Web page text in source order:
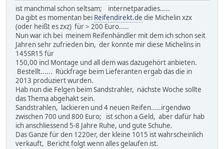
ist manchmal schon seltsam; internetparadies.....
Da gibt es momentan bei Reifendirekt.de die Michelin xzx
(oder heißt es zxz) für > 200 Euro.....
Nun war ich bei meinem Reifenhändler mit dem ich schon seit
Jahren sehr zufrieden bin, der konnte mir diese Michelins in
145SR15 für
150,00 incl Montage und all dem was dazugehört anbieten.
Bestellt...... Rückfrage beim Lieferanten ergab das die in
2013 produziert wurden.
Hab nun die Felgen beim Sandstrahler, nächste Woche sollte
das Thema abgehakt sein.
Sandstrahlen, lackieren und 4 neuen Reifen.....irgendwo
zwischen 700 und 800 Euro; ist schon a Geld, aber dafür hab
ich anschliessend 5-8 Jahre Ruhe, und gute Schuhe.
Das Ganze für den 1220er, der kleine 1015 ist wahrscheinlich
verkauft, Bericht folgt wenn alles gelaufen ist.